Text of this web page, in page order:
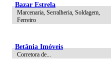
Bazar Estrela
Marcenaria, Serralheria, Soldagem,
Ferreiro
Betânia Imóveis
Corretora de...